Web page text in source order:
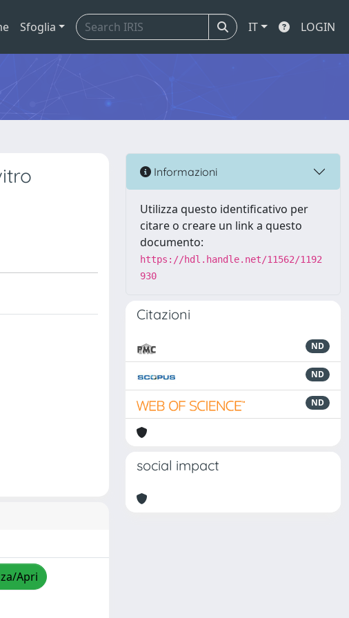
Sfoglia IT LOGIN
Apri
Informazioni
Utilizza questo identificativo per
citare o creare un link a questo
documento:
https://hdl.handle.net/11562/1192
930
Citazioni
ND
ND
ND
social impact